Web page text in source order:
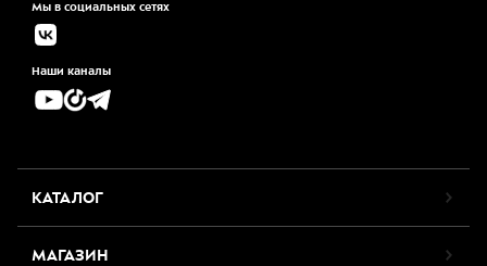
Мы в социальных сетях
Наши каналы
КАТАЛОГ
МАГАЗИН